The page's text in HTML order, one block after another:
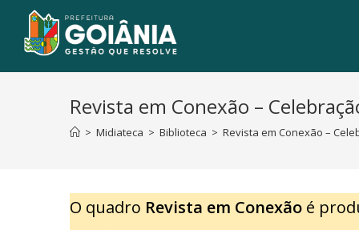
Revista em Conexão –
> Midiateca > Biblioteca > Revista em Conexão –
O quadro Revista em Conexão é